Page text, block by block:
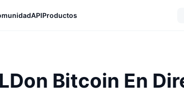
APIProductos
Bitcoin En